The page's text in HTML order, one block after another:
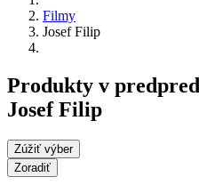
Filmy
Josef Filip
Produkty v
Josef Filip
Zúžiť výber
Zoradiť